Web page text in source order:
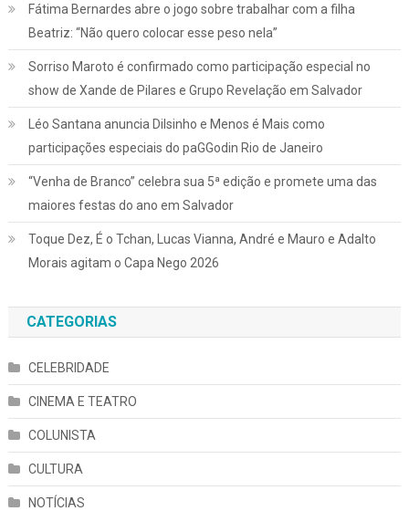
Fátima Bernardes abre o jogo sobre trabalhar com a filha
Beatriz: “Não quero colocar esse peso nela”
Sorriso Maroto é confirmado como participação especial no
show de Xande de Pilares e Grupo Revelação em Salvador
Léo Santana anuncia Dilsinho e Menos é Mais como
participações especiais do paGGodin Rio de Janeiro
“Venha de Branco” celebra sua 5ª edição e promete uma das
maiores festas do ano em Salvador
Toque Dez, É o Tchan, Lucas Vianna, André e Mauro e Adalto
Morais agitam o Capa Nego 2026
CATEGORIAS
CELEBRIDADE
CINEMA E TEATRO
COLUNISTA
CULTURA
NOTÍCIAS